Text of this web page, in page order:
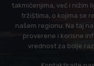
takmičenjima, već i nižim
tržištima, o kojima se
našem regionu. Na taj
proverene i korisne
vrednost za bolje